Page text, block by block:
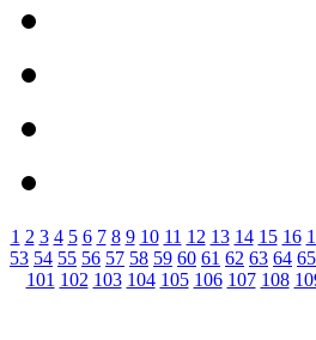
1 2 3 4 5 6 7 8 9 10 11 12 13 14 15 16
53 54 55 56 57 58 59 60 61 62 63 64 65
101 102 103 104 105 106 107 108